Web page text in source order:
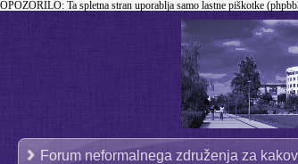
OPOZORILO: Ta spletna stran uporablja samo lastne piškotke
Forum neformalnega združenja za